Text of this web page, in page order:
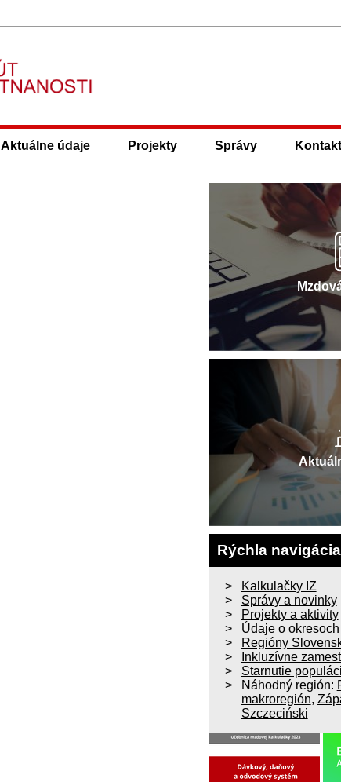
Aktuálne údaje Projekty Správy Kontakt
Rýchla navigácia
Kalkulačky IZ
Správy a novinky
Projekty a aktivity
Údaje o okresoch
Regióny
Inkluzívne
Starnutie
Náhodný región:
makroregión,
Szczeciński